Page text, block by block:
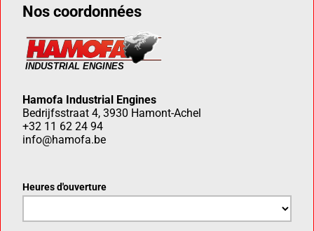
Nos coordonnées
Hamofa Industrial Engines
Bedrijfsstraat 4, 3930 Hamont-Achel
+32 11 62 24 94
info@hamofa.be
Heures d'ouverture